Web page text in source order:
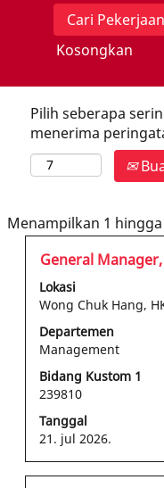
Kosongkan
Pilih seberapa
menerima
Menampilkan 1
Jabatan
General
Lokasi
Wong Chuk Hang,
Departemen
Management
Bidang Kustom 1
239810
Tanggal
21. jul 2026.
Pilih
dengan
bilah
spasi
untuk
melihat
konten
lengkap
informasi
pekerjaan